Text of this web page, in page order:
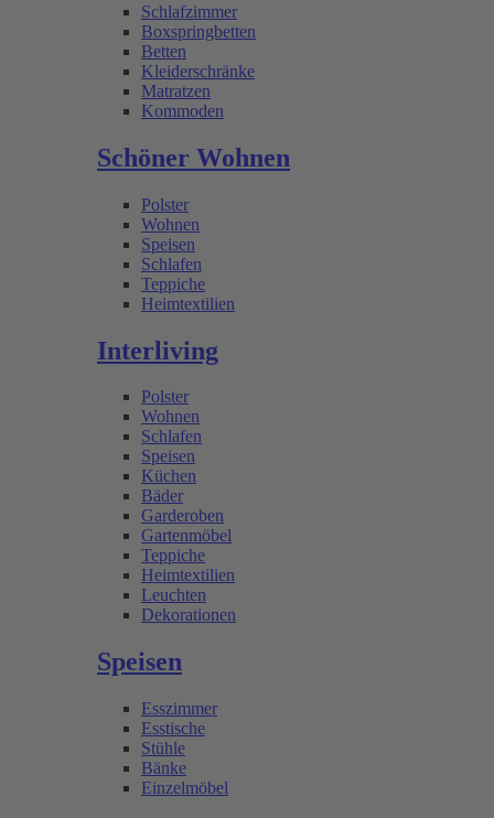
Schlafzimmer
Boxspringbetten
Betten
Kleiderschränke
Matratzen
Kommoden
Schöner Wohnen
Polster
Wohnen
Speisen
Schlafen
Teppiche
Heimtextilien
Interliving
Polster
Wohnen
Schlafen
Speisen
Küchen
Bäder
Garderoben
Gartenmöbel
Teppiche
Heimtextilien
Leuchten
Dekorationen
Speisen
Esszimmer
Esstische
Stühle
Bänke
Einzelmöbel